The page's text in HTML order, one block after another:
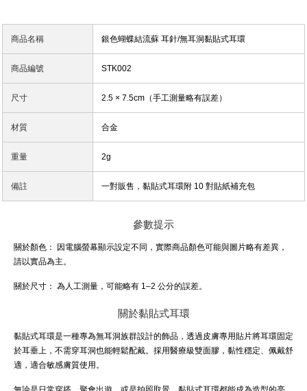
商品名稱 銀色蝴蝶結流蘇 耳針/無耳洞黏貼式耳環
商品編號 STK002
尺寸 2.5 × 7.5cm（手工測量略有誤差）
材質 合金
重量 2g
備註 一對販售，黏貼式耳環附 10 對貼紙補充包
參數提示
關於顏色：
因電腦螢幕顯示設定不同，實際商品顏色可能與圖片略有差異，
請以實品為主。
關於尺寸： 為人工測量，可能略有 1–2 公分的誤差。
關於黏貼式耳環
黏貼式耳環是一種專為無耳洞族群設計的飾品，透過皮膚專用貼片將耳環固定
於耳垂上，不需穿耳洞也能輕鬆配戴。採用醫療級雙面膠，黏性穩定、佩戴舒
適，適合敏感膚質使用。